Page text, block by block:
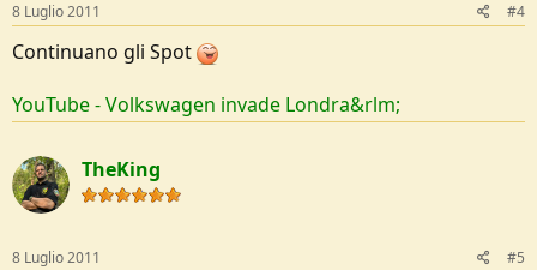
8 Luglio 2011 #4
Continuano gli Spot
YouTube - ‪Volkswagen invade Londra‬&rlm;
TheKing
8 Luglio 2011 #5